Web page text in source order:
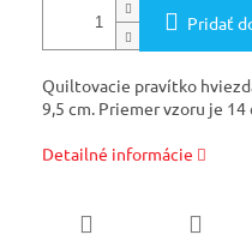
Pridať
Quiltovacie pravítko
9,5 cm. Priemer vzoru je 14
Detailné informácie